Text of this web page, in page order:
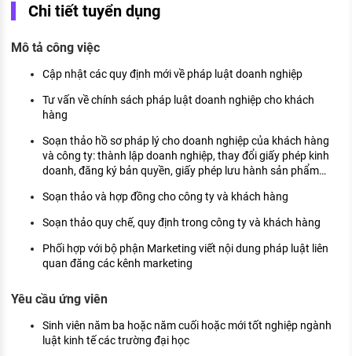
Chính sách lao động
KHÁM PHÁ NGHỀ NGHIỆP
Tử vi nghề nghiệp
Kỹ năng nghề nghiệp
HƯỚNG NGHIỆP VIỆC LÀM
Đặc trưng từng nghề
Xu hướng việc làm
XÂY DỰNG VÀ PHÁT TRIỂN ĐỘI NGŨ
TUYỂN DỤNG VIỆC LÀM
Chi tiết tuyển dụng
Mô tả công việc
Cập nhật các quy định mới về pháp luật doanh nghiệp
Tư vấn về chính sách pháp luật doanh nghiệp cho khách
hàng
Soạn thảo hồ sơ pháp lý cho doanh nghiệp của khách hàng
và công ty: thành lập doanh nghiệp, thay đổi giấy phép kinh
doanh, đăng ký bản quyền, giấy phép lưu hành sản phẩm…
Soạn thảo và hợp đồng cho công ty và khách hàng
Soạn thảo quy chế, quy định trong công ty và khách hàng
Phối hợp với bộ phận Marketing viết nội dung pháp luật liên
quan đăng các kênh marketing
Yêu cầu ứng viên
Sinh viên năm ba hoặc năm cuối hoặc mới tốt nghiệp ngành
luật kinh tế các trường đại học